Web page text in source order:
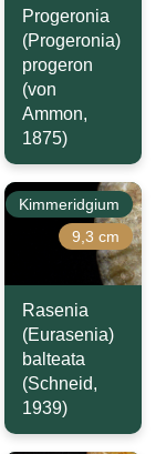
Progeronia
(Progeronia)
progeron
(von
Ammon,
1875)
Kimmeridgium
9,3 cm
Rasenia
(Eurasenia)
balteata
(Schneid,
1939)